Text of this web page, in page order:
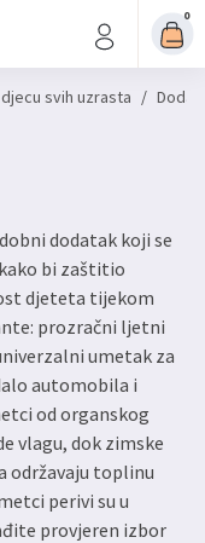
0
svih uzrasta /
dodatak koji se
bi zaštitio
djeteta tijekom
prozračni ljetni
umetak za
automobila i
od organskog
vlagu, dok zimske
održavaju toplinu
perivi su u
provjeren izbor